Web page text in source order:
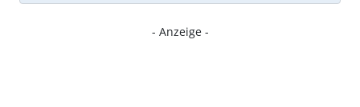
- Anzeige -